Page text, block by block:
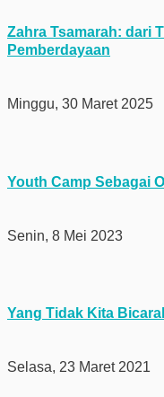
Zahra Tsamarah: dari
Pemberdayaan
Minggu, 30 Maret 2025
Youth Camp Sebagai
Senin, 8 Mei 2023
Yang Tidak Kita
Selasa, 23 Maret 2021